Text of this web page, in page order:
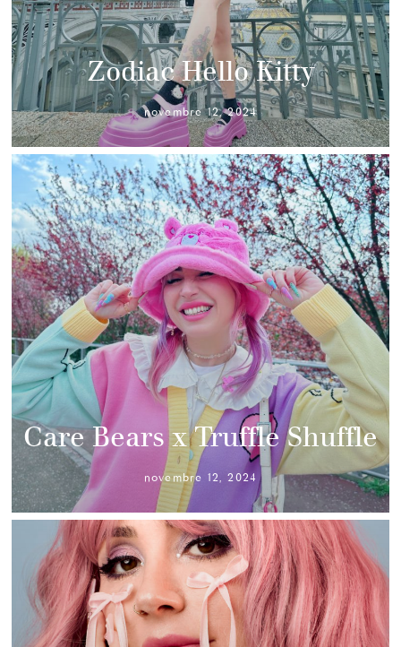
Zodiac Hello Kitty
novembre 12, 2024
Care Bears x Truffle Shuffle
novembre 12, 2024